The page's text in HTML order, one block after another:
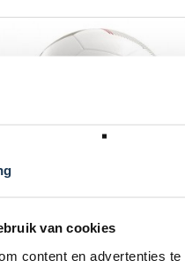
van cookies
content en advertenties
Voetbal Maat 5